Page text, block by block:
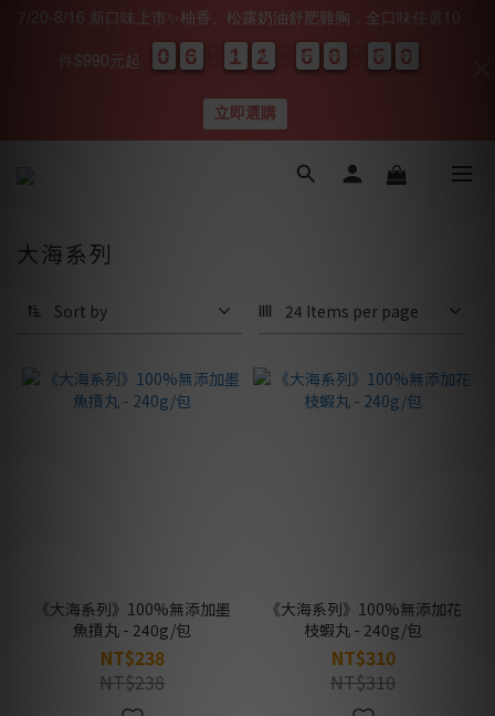
大海系列
Sort by 24 Items per page
《大海系列》100%無添加墨
魚摃丸 - 240g/包
NT$238
NT$238
《大海系列》100%無添加花
枝蝦丸 - 240g/包
NT$310
NT$310
7/20-8/16 新口味上市✨柚香、松露奶油舒肥雞胸，全口味任選10
件$990元起 0
0
0
0 6
6
6
6 1
1
1
1 1
1
1
1 5
5
5
5 9
9
9
9 5
5
5
5 0
0
9
9
9
9
立即選購